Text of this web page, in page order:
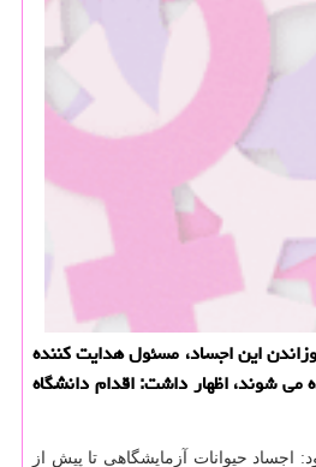
این اجساد، مسئول هدایت كننده
می شوند، اظهار داشت: اقدام دانشگاه
اجساد حیوانات آزمایشگاهی تا پیش از